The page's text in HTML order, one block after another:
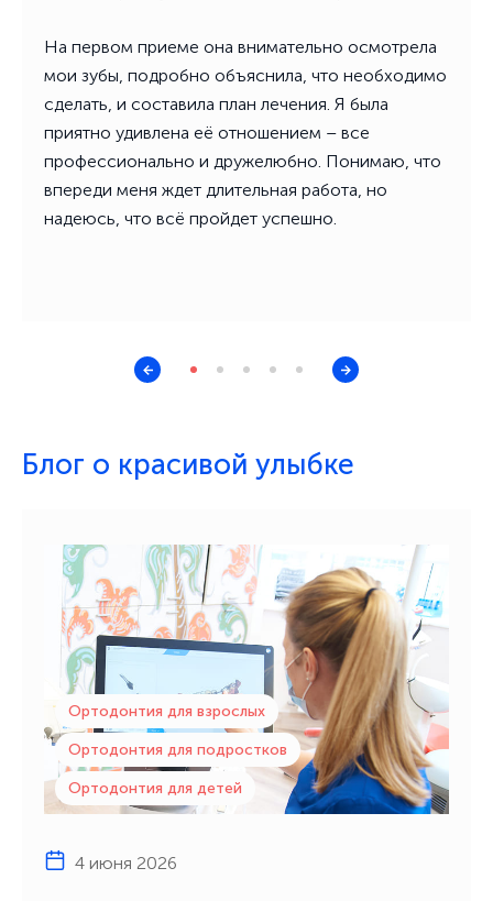
«Ассиметрия», г. Иркутск, Богатырьков Д.В.
2023 г.
«Железная логика. Сохранять или удалять. Алгоритм
принятия решения», г. Новосибирск, Кулаев Ю.Т.
2023 г.
«Лечение вертикальных и сагиттальных аномалий у
Ленденгольц Ж.А.
На первом приеме она внимательно осмотрела
мои зубы, подробно объяснила, что необходимо
сделать, и составила план лечения. Я была
приятно удивлена её отношением – все
профессионально и дружелюбно. Понимаю, что
впереди меня ждет длительная работа, но
надеюсь, что всё пройдет успешно.
Блог о красивой улыбке
Ортодонтия для взрослых
Ортодонтия для подростков
Ортодонтия для детей
4 июня 2026